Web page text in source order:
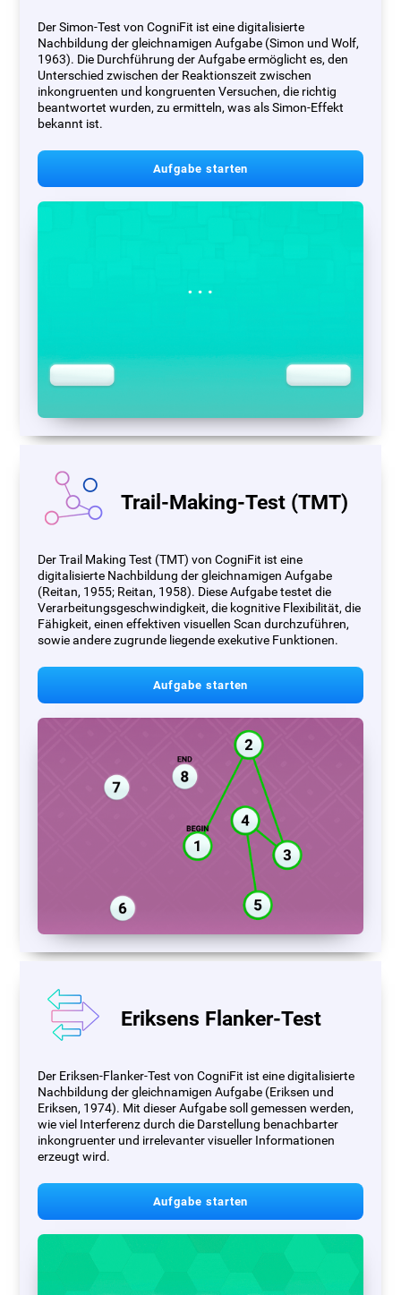
Der Simon-Test von CogniFit ist eine digitalisierte
Nachbildung der gleichnamigen Aufgabe (Simon und Wolf,
1963). Die Durchführung der Aufgabe ermöglicht es, den
Unterschied zwischen der Reaktionszeit zwischen
inkongruenten und kongruenten Versuchen, die richtig
beantwortet wurden, zu ermitteln, was als Simon-Effekt
bekannt ist.
Aufgabe starten
Trail-Making-Test (TMT)
Der Trail Making Test (TMT) von CogniFit ist eine
digitalisierte Nachbildung der gleichnamigen Aufgabe
(Reitan, 1955; Reitan, 1958). Diese Aufgabe testet die
Verarbeitungsgeschwindigkeit, die kognitive Flexibilität, die
Fähigkeit, einen effektiven visuellen Scan durchzuführen,
sowie andere zugrunde liegende exekutive Funktionen.
Aufgabe starten
Eriksens Flanker-Test
Der Eriksen-Flanker-Test von CogniFit ist eine digitalisierte
Nachbildung der gleichnamigen Aufgabe (Eriksen und
Eriksen, 1974). Mit dieser Aufgabe soll gemessen werden,
wie viel Interferenz durch die Darstellung benachbarter
inkongruenter und irrelevanter visueller Informationen
erzeugt wird.
Aufgabe starten